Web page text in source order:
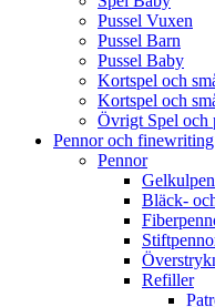
Pussel Vuxen
Pussel Barn
Pussel Baby
Kortspel och
Kortspel och
Övrigt Spel och
Pennor och finewriting
Pennor
Bläck-
Refiller